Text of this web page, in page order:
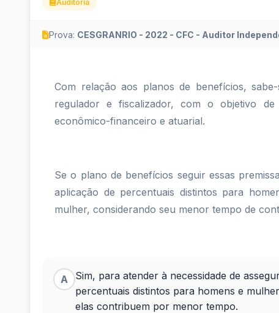
Auditoria
Prova: CESGRANRIO - 2022 - CFC - Auditor
Com
relação
aos
de
benefícios,
se
que
Com relação aos planos de benefícios,
regulador e fiscalizador, com o objetivo de
econômico-financeiro e atuarial.
Se o plano de benefícios seguir essas
aplicação de percentuais distintos para
mulher, considerando seu menor tempo de
A
Sim, para atender à necessidade de
percentuais distintos para homens e
elas contribuem por menor tempo.